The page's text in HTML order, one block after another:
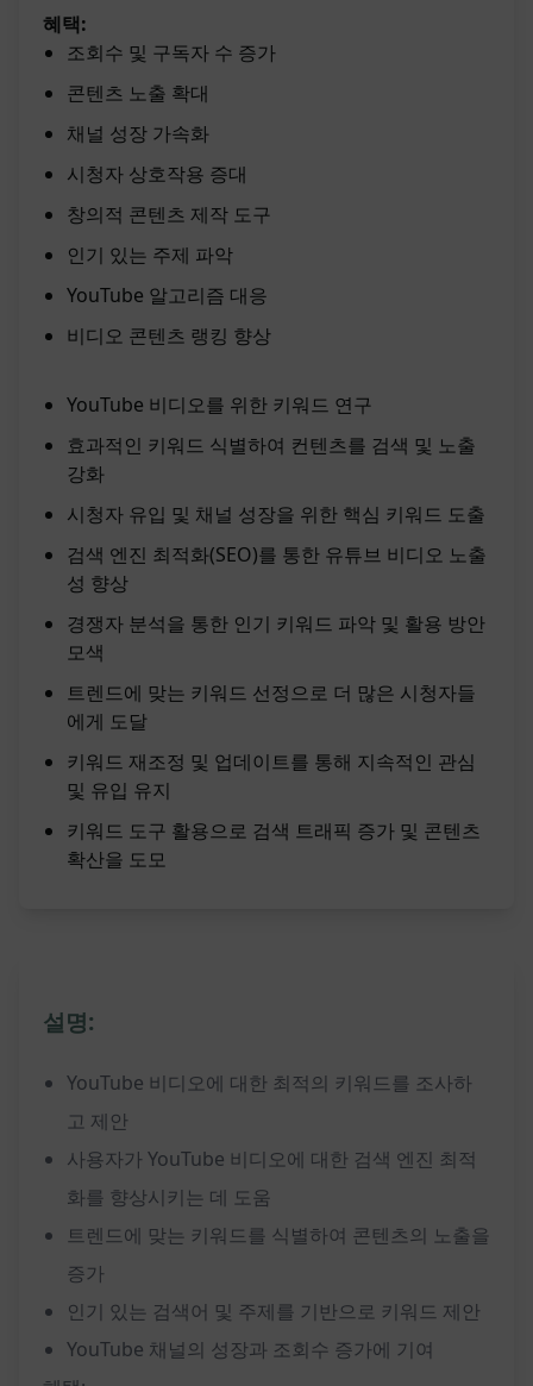
혜택:
조회수 및 구독자 수 증가
콘텐츠 노출 확대
채널 성장 가속화
시청자 상호작용 증대
창의적 콘텐츠 제작 도구
인기 있는 주제 파악
YouTube 알고리즘 대응
비디오 콘텐츠 랭킹 향상
YouTube 비디오를 위한 키워드 연구
효과적인 키워드 식별하여 컨텐츠를 검색 및 노출
강화
시청자 유입 및 채널 성장을 위한 핵심 키워드 도출
검색 엔진 최적화(SEO)를 통한 유튜브 비디오 노출
성 향상
경쟁자 분석을 통한 인기 키워드 파악 및 활용 방안
모색
트렌드에 맞는 키워드 선정으로 더 많은 시청자들
에게 도달
키워드 재조정 및 업데이트를 통해 지속적인 관심
및 유입 유지
키워드 도구 활용으로 검색 트래픽 증가 및 콘텐츠
확산을 도모
설명:
YouTube 비디오에 대한 최적의 키워드를 조사하
고 제안
사용자가 YouTube 비디오에 대한 검색 엔진 최적
화를 향상시키는 데 도움
트렌드에 맞는 키워드를 식별하여 콘텐츠의 노출을
증가
인기 있는 검색어 및 주제를 기반으로 키워드 제안
YouTube 채널의 성장과 조회수 증가에 기여